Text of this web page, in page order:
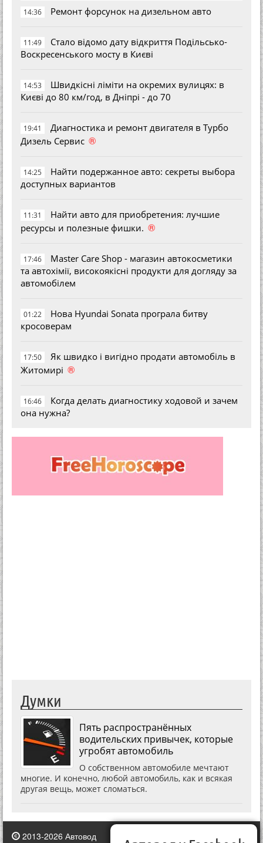
14:36 Ремонт форсунок на дизельном авто
11:49
Стало відомо дату відкриття Подільсько-
Воскресенського мосту в Києві
14:53
Швидкісні ліміти на окремих вулицях: в
Києві до 80 км/год, в Дніпрі - до 70
19:41
Диагностика и ремонт двигателя в Турбо
Дизель Сервис ®
14:25
Найти подержанное авто: секреты выбора
доступных вариантов
11:31
Найти авто для приобретения: лучшие
ресурсы и полезные фишки. ®
17:46
Master Care Shop - магазин автокосметики
та автохімії, високоякісні продукти для догляду за
автомобілем
01:22
Нова Hyundai Sonata програла битву
кросоверам
17:50
Як швидко і вигідно продати автомобіль в
Житомирі ®
16:46
Когда делать диагностику ходовой и зачем
она нужна?
Думки
Пять распространённых
водительских привычек, которые
угробят автомобиль
О собственном автомобиле мечтают
многие. И конечно, любой автомобиль, как и всякая
другая вещь, может сломаться.
2013-2026 Автовод